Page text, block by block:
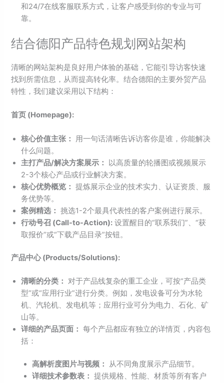
和24/7在线客服联系方式，让客户感受到你的专业与可
靠。
结合德阳产品特色规划网站架构
清晰的网站架构是良好用户体验的基础，它能引导访客快速
找到所需信息，从而提高转化率。结合德阳的主要外贸产品
特性，我们建议采用以下结构：
首页 (Homepage):
核心价值主张：
用一句话清晰告诉访客你是谁，你能解决
什么问题。
主打产品/解决方案展示：
以高质量的轮播图或视频展示
2-3个核心产品或行业解决方案。
核心优势概览： 提炼展示企业的技术实力、认证资质、服
务优势等。
案例精选： 挑选1-2个最具代表性的客户案例进行展示。
行动号召 (Call-to-Action): 设置醒目的“联系我们”、“获
取报价”或“下载产品目录”按钮。
产品中心 (Products/Solutions):
清晰的分类： 对于产品线复杂的重工企业，可按“产品类
型”或“应用行业”进行分类。例如，发电设备可分为水轮
机、汽轮机、发电机等；应用行业可分为电力、石化、矿
山等。
详细的产品页面： 每个产品都应有独立的详情页，内容包
括：
高解析度图片与视频：
从不同角度展示产品细节。
详细技术参数表： 提供规格、性能、材质等所有客户